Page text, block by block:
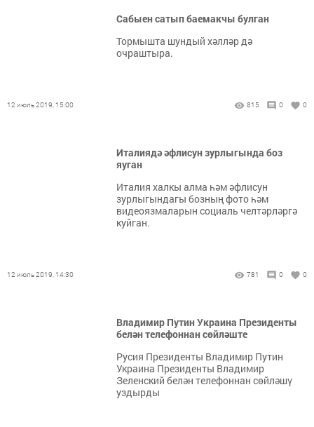
Сабыен сатып баемакчы булган
Тормышта шундый хәлләр дә
очраштыра.
12 июль 2019, 15:00 815 0 0
Италиядә әфлисун зурлыгында боз
яуган
Италия халкы алма һәм әфлисун
зурлыгындагы бозның фото һәм
видеоязмаларын социаль челтәрләргә
куйган.
12 июль 2019, 14:30 781 0 0
Владимир Путин Украина Президенты
белән телефоннан сөйләште
Русия Президенты Владимир Путин
Украина Президенты Владимир
Зеленский белән телефоннан сөйләшү
уздырды